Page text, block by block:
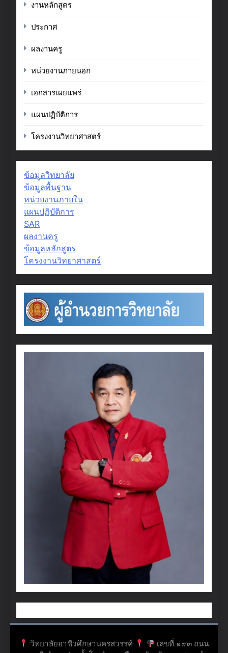
งานหลักสูตร
ประกาศ
ผลงานครู
หน่วยงานภายนอก
เอกสารเผยแพร่
แผนปฏิบัติการ
โครงงานวิทยาศาสตร์
ข้อมูลวิทยาลัย
ข้อมูลพื้นฐาน
หน่วยงานภายใน
แผนปฏิบัติการ
SAR
ผลงานครู
ข้อมูลหลักสูตร
โครงงานวิทยาศาสตร์
วิทยาลัยอาชีวศึกษานครสวรรค์
เลขที่ ๑๙๓ ถนน